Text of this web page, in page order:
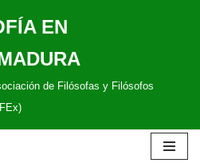
EN
de Filósofas y Filósofos